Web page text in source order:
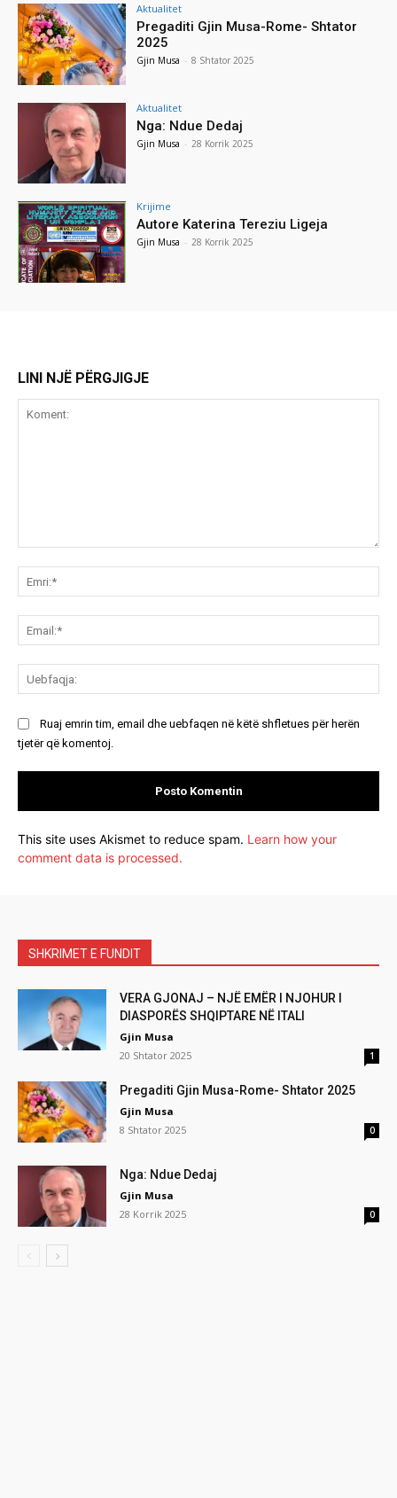
Aktualitet
Pregaditi Gjin Musa-Rome- Shtator
2025
Gjin Musa - 8 Shtator 2025
Aktualitet
Nga: Ndue Dedaj
Gjin Musa - 28 Korrik 2025
Krijime
Autore Katerina Tereziu Ligeja
Gjin Musa - 28 Korrik 2025
LINI NJË PËRGJIGJE
Ruaj emrin tim, email dhe uebfaqen në këtë shfletues për herën
tjetër që komentoj.
This site uses Akismet to reduce spam. Learn how your
comment data is processed.
SHKRIMET E FUNDIT
VERA GJONAJ – NJË EMËR I NJOHUR I
DIASPORËS SHQIPTARE NË ITALI
Gjin Musa
20 Shtator 2025
1
Pregaditi Gjin Musa-Rome- Shtator 2025
Gjin Musa
8 Shtator 2025
0
Nga: Ndue Dedaj
Gjin Musa
28 Korrik 2025
0